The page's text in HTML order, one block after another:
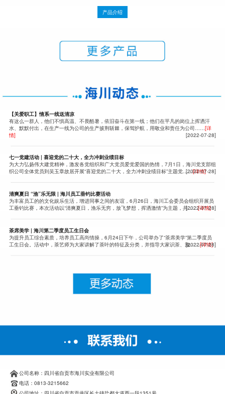
产品介绍
【关爱职工】情系一线送清凉
有这么一群人，他们不惧高温、不畏酷暑，依旧奋斗在第一线；他们在平凡的岗位上挥洒汗
水、默默付出，在生产一线为公司的生产披荆斩棘，保驾护航，用敬业和责任为公司…… [详
情]
[2022-07-28]
七一党建活动 | 喜迎党的二十大，全力冲刺业绩目标
为大力弘扬伟大建党精神，激发各党组织和广大党员爱党爱国的热情，7月1日，海川党支部组
织公司全体党员到吴玉章故居开展“喜迎党的二十大，全力冲刺业绩目标”主题党……[详情]
[2022-07-28]
清爽夏日 “渔”乐无限 | 海川员工垂钓比赛活动
为丰富员工的的文化娱乐生活，增进同事之间的友谊，6月26日，海川工会委员会组织开展员
工垂钓比赛，本次活动以“清爽夏日，渔乐无穷，放飞梦想，挥洒激情”为主题，共……[详情]
[2022-07-28]
茶席美学 | 海川第二季度员工生日会
为提升员工综合素质，培养员工高尚情操，6月24日下午，公司举办了“茶席美学”第二季度员
工生日会。活动中，茶艺师为大家讲解了茶叶的特征及分类，并指导大家识茶、泡……[详情]
[2022-07-28]
公司名称：四川省自贡市海川实业有限公司
电话：0813-3215662